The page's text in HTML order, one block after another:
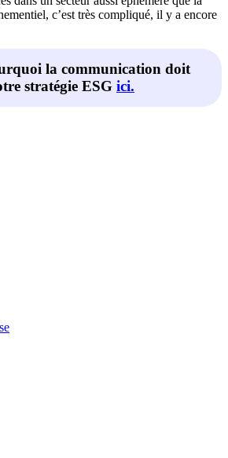
c’est très compliqué, il y a encore
la communication doit
stratégie ESG ici.